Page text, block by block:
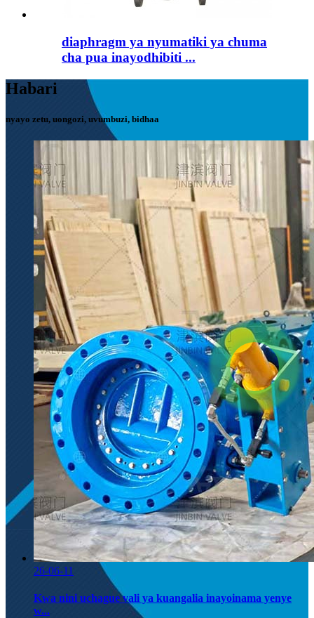
diaphragm ya nyumatiki ya chuma
cha pua inayodhibiti ...
Habari
nyayo zetu, uongozi, uvumbuzi, bidhaa
26-06-11
Kwa nini uchague vali ya kuangalia inayoinama yenye
w...